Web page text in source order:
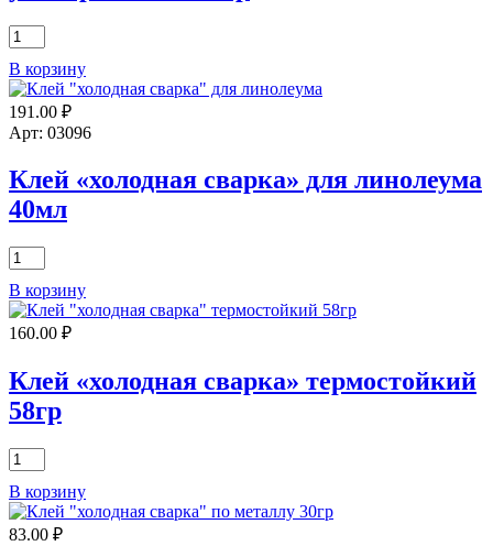
Количество
товара
Клей
"холодная
сварка"
универсальная
В корзину
191.00 ₽
Арт: 03096
Клей «холодная сварка» для линолеума
40мл
Количество
товара
Клей
"холодная
сварка"
линолеума
40мл
В корзину
160.00 ₽
Клей «холодная сварка» термостойкий
58гр
Количество
товара
Клей
"холодная
сварка"
В корзину
83.00 ₽